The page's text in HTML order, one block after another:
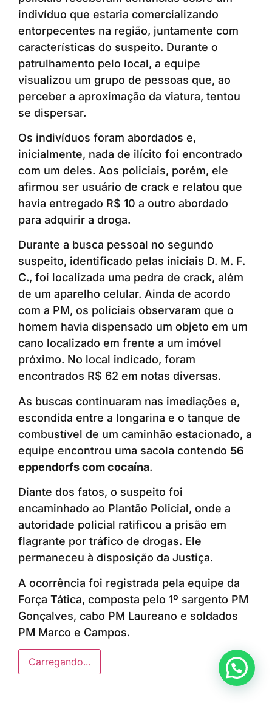
indivíduo que estaria comercializando
entorpecentes na região, juntamente com
características do suspeito. Durante o
patrulhamento pelo local, a equipe
visualizou um grupo de pessoas que, ao
perceber a aproximação da viatura, tentou
se dispersar.
Os indivíduos foram abordados e,
inicialmente, nada de ilícito foi encontrado
com um deles. Aos policiais, porém, ele
afirmou ser usuário de crack e relatou que
havia entregado R$ 10 a outro abordado
para adquirir a droga.
Durante a busca pessoal no segundo
suspeito, identificado pelas iniciais D. M. F.
C., foi localizada uma pedra de crack, além
de um aparelho celular. Ainda de acordo
com a PM, os policiais observaram que o
homem havia dispensado um objeto em um
cano localizado em frente a um imóvel
próximo. No local indicado, foram
encontrados R$ 62 em notas diversas.
As buscas continuaram nas imediações e,
escondida entre a longarina e o tanque de
combustível de um caminhão estacionado, a
equipe encontrou uma sacola contendo 56
eppendorfs com cocaína.
Diante dos fatos, o suspeito foi
encaminhado ao Plantão Policial, onde a
autoridade policial ratificou a prisão em
flagrante por tráfico de drogas. Ele
permaneceu à disposição da Justiça.
A ocorrência foi registrada pela equipe da
Força Tática, composta pelo 1º sargento PM
Gonçalves, cabo PM Laureano e soldados
PM Marco e Campos.
Carregando...
Anunciar ou recomendar matéria